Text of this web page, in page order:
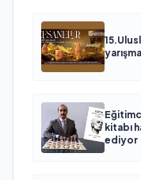
kitabı
ediyor